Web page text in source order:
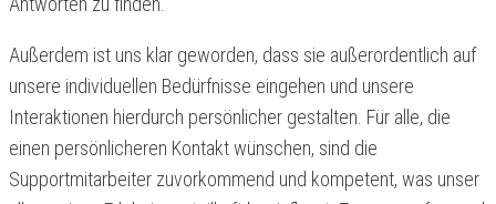
Außerdem ist uns klar geworden, dass sie außerordentlich auf
unsere individuellen Bedürfnisse eingehen und unsere
Interaktionen hierdurch persönlicher gestalten. Für alle, die
einen persönlicheren Kontakt wünschen, sind die
Supportmitarbeiter zuvorkommend und kompetent, was unser